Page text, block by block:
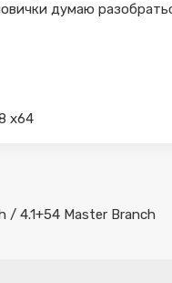
думаю
x64
/ 4.1+54 Master Branch